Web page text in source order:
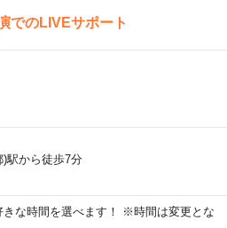
でのLIVEサポート
)駅から徒歩7分
きな時間を選べます！ ※時間は変更とな